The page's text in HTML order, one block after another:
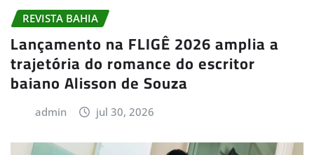
REVISTA BAHIA
Lançamento na FLIGÊ 2026 amplia a
trajetória do romance do escritor
baiano Alisson de Souza
admin jul 30, 2026